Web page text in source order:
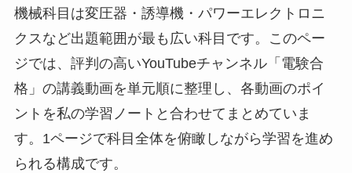
機械科目は変圧器・誘導機・パワーエレクトロニ
クスなど出題範囲が最も広い科目です。このペー
ジでは、評判の高いYouTubeチャンネル「電験合
格」の講義動画を単元順に整理し、各動画のポイ
ントを私の学習ノートと合わせてまとめていま
す。1ページで科目全体を俯瞰しながら学習を進め
られる構成です。